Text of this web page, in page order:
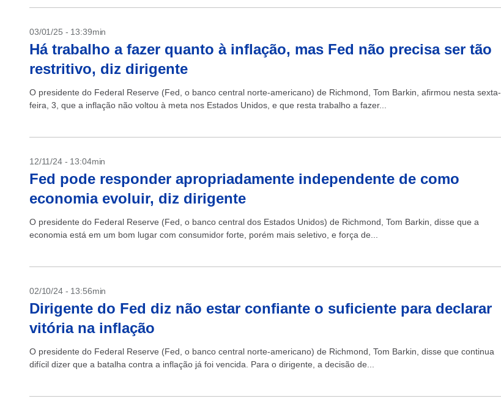
03/01/25 - 13:39min
Há trabalho a fazer quanto à inflação, mas Fed não precisa ser tão
restritivo, diz dirigente
O presidente do Federal Reserve (Fed, o banco central norte-americano) de Richmond, Tom Barkin, afirmou nesta sexta-
feira, 3, que a inflação não voltou à meta nos Estados Unidos, e que resta trabalho a fazer...
12/11/24 - 13:04min
Fed pode responder apropriadamente independente de como
economia evoluir, diz dirigente
O presidente do Federal Reserve (Fed, o banco central dos Estados Unidos) de Richmond, Tom Barkin, disse que a
economia está em um bom lugar com consumidor forte, porém mais seletivo, e força de...
02/10/24 - 13:56min
Dirigente do Fed diz não estar confiante o suficiente para declarar
vitória na inflação
O presidente do Federal Reserve (Fed, o banco central norte-americano) de Richmond, Tom Barkin, disse que continua
difícil dizer que a batalha contra a inflação já foi vencida. Para o dirigente, a decisão de...